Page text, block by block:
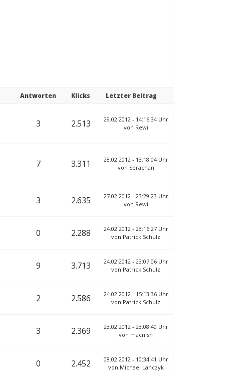
Antworten Klicks Letzter Beitrag
3 2.513
29.02.2012 - 14:16:34 Uhr
von Rewi
7 3.311
28.02.2012 - 13:18:04 Uhr
von Sorachan
3 2.635
27.02.2012 - 23:29:23 Uhr
von Rewi
0 2.288
24.02.2012 - 23:16:27 Uhr
von Patrick Schulz
9 3.713
24.02.2012 - 23:07:06 Uhr
von Patrick Schulz
2 2.586
24.02.2012 - 15:13:36 Uhr
von Patrick Schulz
3 2.369
23.02.2012 - 23:08:40 Uhr
von macnish
0 2.452
08.02.2012 - 10:34:41 Uhr
von Michael Lanczyk